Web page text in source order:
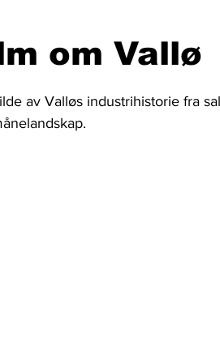
om Vallø
av Valløs industrihistorie fra